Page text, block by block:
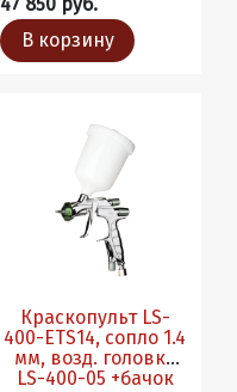
В корзину
Краскопульт LS-
400-ETS14, сопло 1.4
мм, возд. головка
LS-400-05 +бачок